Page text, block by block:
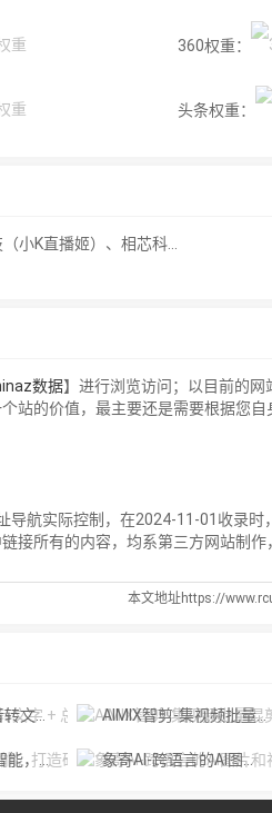
360权重：
头条权重：
小K直播姬）、相芯科...
数据】进行浏览访问；以目前的
站的价值，最主要还是需要根据您
导航实际控制，在2024-11-01收录时
接所有的内容，均系第三方网站制
本文地址https://
+ 对话 AIMIX智剪-集视频批量混剪、文案、字幕生成、语音合成等短视频运营功能于一
归人的价值。 象寄AI-跨语言的AI图片和视频翻译工具